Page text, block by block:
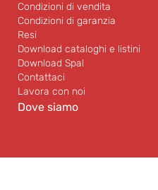
Condizioni di vendita
Condizioni di garanzia
Resi
Download cataloghi e listini
Download Spal
Contattaci
Lavora con noi
Dove siamo